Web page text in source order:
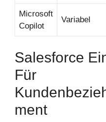
Microsoft
Copilot
Variabel
Salesforce
Für
Ment